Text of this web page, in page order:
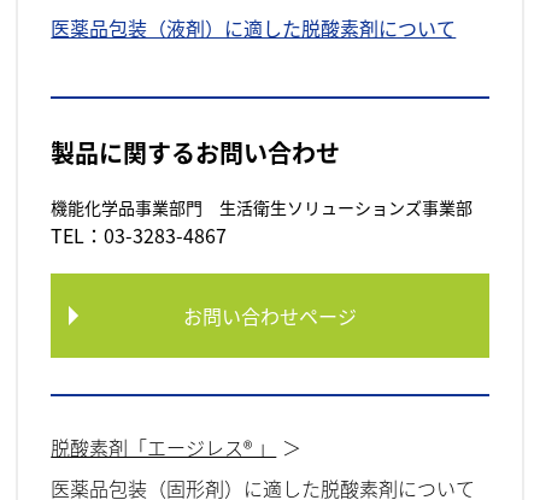
医薬品包装（液剤）に適した脱酸素剤について
製品に関するお問い合わせ
機能化学品事業部門 生活衛生ソリューションズ事業部
TEL：03-3283-4867
お問い合わせページ
脱酸素剤「エージレス® 」
医薬品包装（固形剤）に適した脱酸素剤について